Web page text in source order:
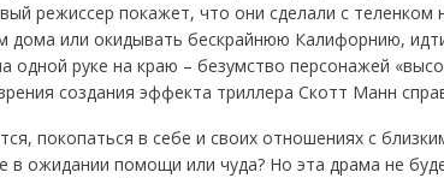
режиссер покажет, что они сделали с
дома или окидывать бескрайнюю Калифорнию,
одной руке на краю – безумство персонажей
создания эффекта триллера Скотт Манн
покопаться в себе и своих отношениях с
в ожидании помощи или чуда? Но эта драма не